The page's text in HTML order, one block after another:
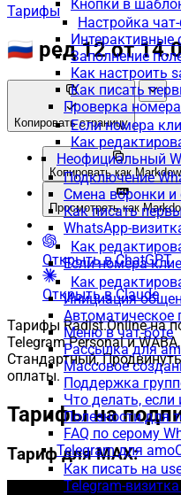
Кнопки в
Настройка
Интерактивные
Заполнение
Как настроить
Как писать
Проверка
Если номера
Как
Неофициальный
Подключение
Смена воронки и
Как писать
WhatsApp-
Как
Если номера
Как
Инициация
Автоматическое
Меню в чат-боте
Рассылка для
Массовое
Поддержка
Что делать, если
Полезности для
FAQ по серому
Telegram для
Как писать на
Telegram-визитка
Тарифы
🇷🇺 ред 12 от
Копировать страницу
Копировать как
Просмотреть как
Открыть в ChatGPT
Открыть в Claude
Тарифы Radist.Online на
Telegram Personal и
Стандартный,
оплаты.
Тарифы на
Тариф для MAX: